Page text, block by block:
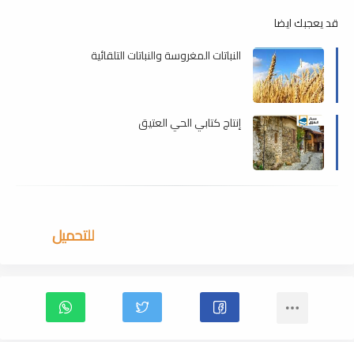
قد يعجبك ايضا
النباتات المغروسة والنباتات التلقائية
إنتاج كتابي الحي العتيق
للتحميل